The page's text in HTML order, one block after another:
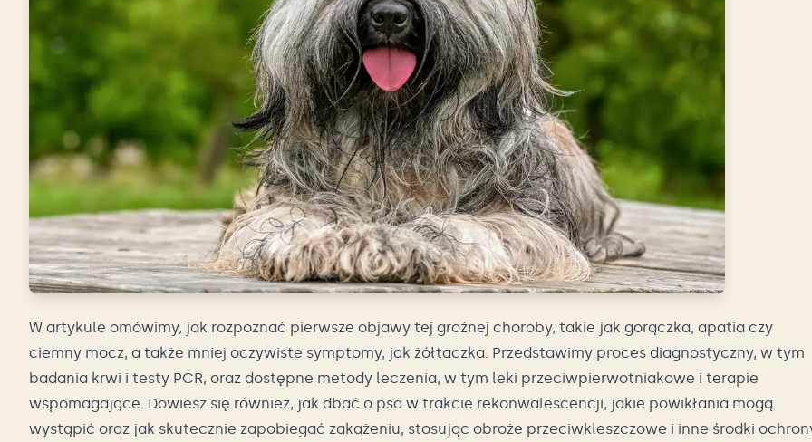
W artykule omówimy, jak rozpoznać pierwsze objawy tej groźnej choroby, takie jak gorączka, apatia czy
ciemny mocz, a także mniej oczywiste symptomy, jak żółtaczka. Przedstawimy proces diagnostyczny, w tym
badania krwi i testy PCR, oraz dostępne metody leczenia, w tym leki przeciwpierwotniakowe i terapie
wspomagające. Dowiesz się również, jak dbać o psa w trakcie rekonwalescencji, jakie powikłania mogą
wystąpić oraz jak skutecznie zapobiegać zakażeniu, stosując obroże przeciwkleszczowe i inne środki